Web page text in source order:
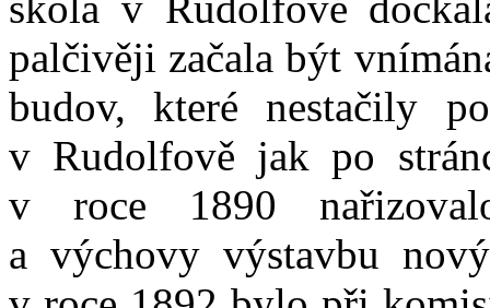
palčivěji začala být
budov, které nestačily
v Rudolfově jak po
v roce 1890
a výchovy výstavbu